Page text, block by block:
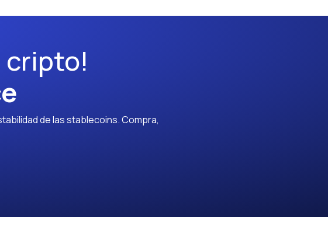
cripto!
de las stablecoins. Compra,